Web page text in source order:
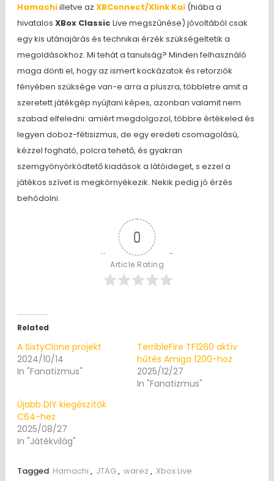
Hamachiilletve az XBConnect/Xlink Kai(hiába a
hivatalos XBox Classic Live megszűnése) jóvoltából csak
egy kis utánajárás és technikai érzék szükségeltetik a
megoldásokhoz. Mi tehát a tanulság? Minden felhasználó
maga dönti el, hogy az ismert kockázatok és retorziók
fényében szüksége van-e arra a pluszra, többletre amit a
szeretett játékgép nyújtani képes, azonban valamit nem
szabad elfeledni: amiért megdolgozol, többre értékeled és
legyen doboz-fétisizmus, de egy eredeti csomagolású,
kézzel fogható, polcra tehető, és gyakran
szemgyönyörködtető kiadások a látóideget, s ezzel a
játékos szívet is megkörnyékezik. Nekik pedig jó érzés
behódolni.
0
Article Rating
Related
A SixtyClone projekt
2024/10/14
In "Fanatizmus"
TerribleFire TF1260 aktív
hűtés Amiga 1200-hoz
2025/12/27
In "Fanatizmus"
Újabb DIY kiegészítők
C64-hez
2025/08/27
In "Játékvilág"
Tagged Hamachi , JTAG, warez , Xbox Live